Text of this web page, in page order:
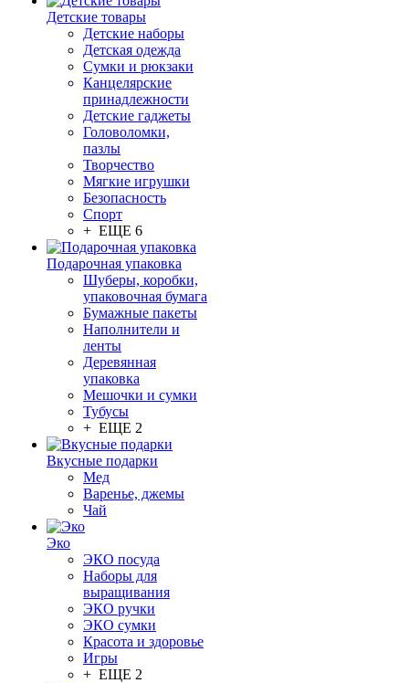
Детские товары
Детские наборы
Детская одежда
Сумки и рюкзаки
Канцелярские
принадлежности
Детские гаджеты
Головоломки,
пазлы
Творчество
Мягкие игрушки
Безопасность
Спорт
+ ЕЩЕ 6
Подарочная упаковка
Шуберы, коробки,
упаковочная бумага
Бумажные пакеты
Наполнители и
ленты
Деревянная
упаковка
Мешочки и сумки
Тубусы
+ ЕЩЕ 2
Вкусные подарки
Мед
Варенье, джемы
Чай
Эко
ЭКО посуда
Наборы для
выращивания
ЭКО ручки
ЭКО сумки
Красота и здоровье
Игры
+ ЕЩЕ 2